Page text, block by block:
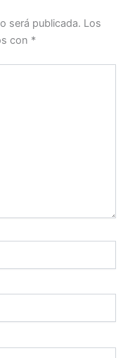
será publicada. Los
con *